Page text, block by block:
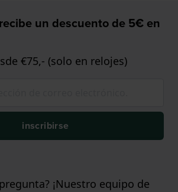
un descuento de 5€ en
€75,- (solo en relojes)
inscribirse
¡Nuestro equipo de